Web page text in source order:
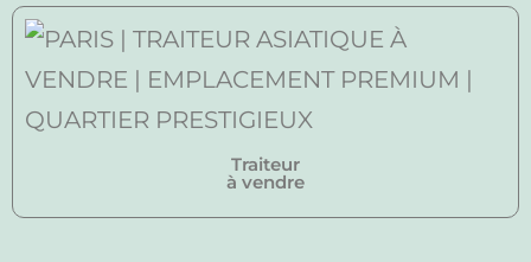
Traiteur
à vendre